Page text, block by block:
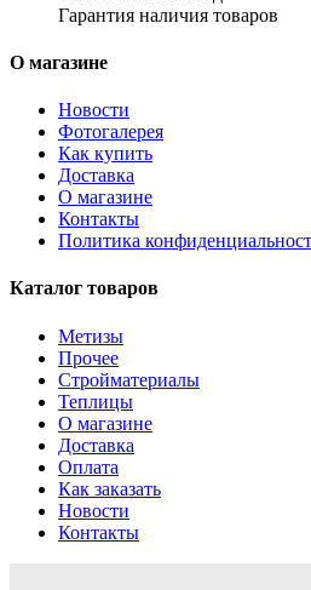
Гарантия наличия товаров
О магазине
Новости
Фотогалерея
Как купить
Доставка
О магазине
Контакты
Политика
Каталог товаров
Метизы
Прочее
Стройматериалы
Теплицы
О магазине
Доставка
Оплата
Как заказать
Новости
Контакты